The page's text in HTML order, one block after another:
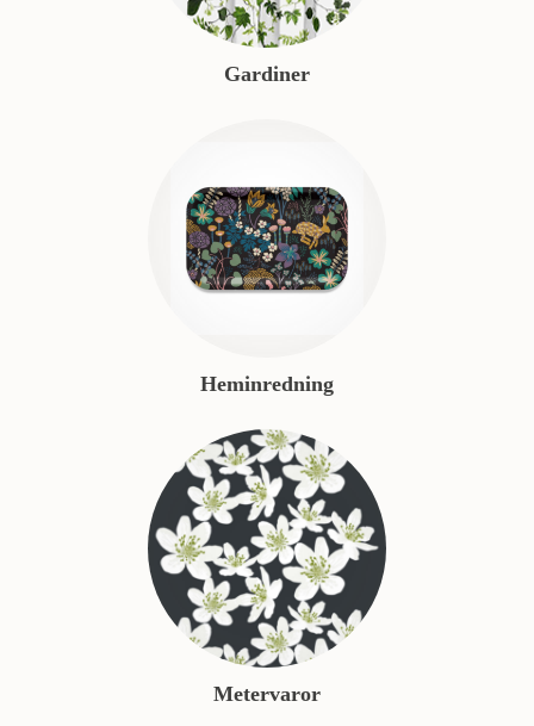
Gardiner
Heminredning
Metervaror